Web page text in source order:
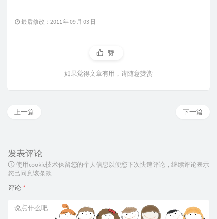
最后修改：2011 年 09 月 03 日
赞
如果觉得文章有用，请随意赞赏
下一篇
上一篇
发表评论
使用cookie技术保留您的个人信息以便您下次快速评论，继续评论表示
您已同意该条款
评论 *